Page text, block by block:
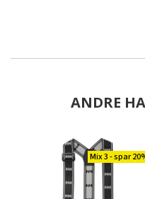
ANDRE
Mix 3 - spar